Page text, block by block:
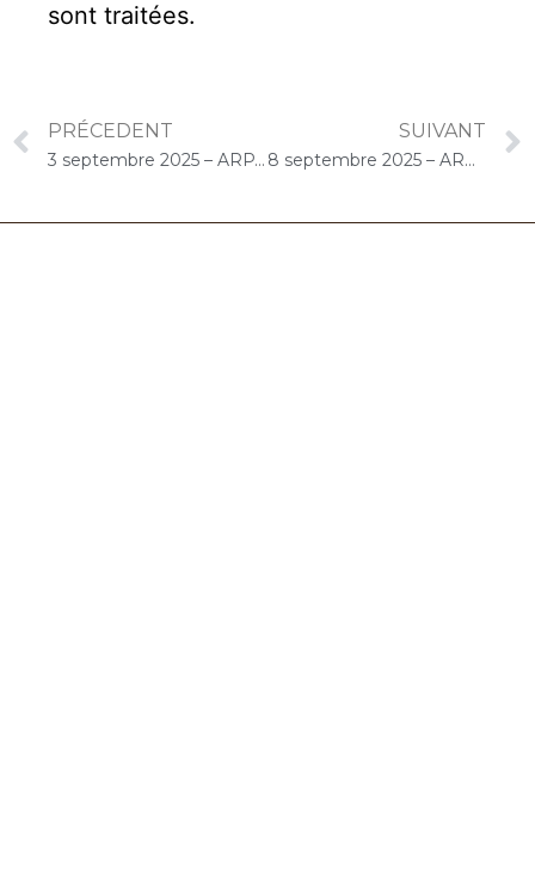
sont traitées.
PRÉCEDENT
3 septembre 2025 – ARPAVIE Anne de Bretagne (Les Mureaux) : Concert « Gelato-Cello Solo »
SUIVANT
8 septembre 2025 – ARPAVIE Les Mésanges (Dourdan) : Concert « Gelato-Cello Solo »